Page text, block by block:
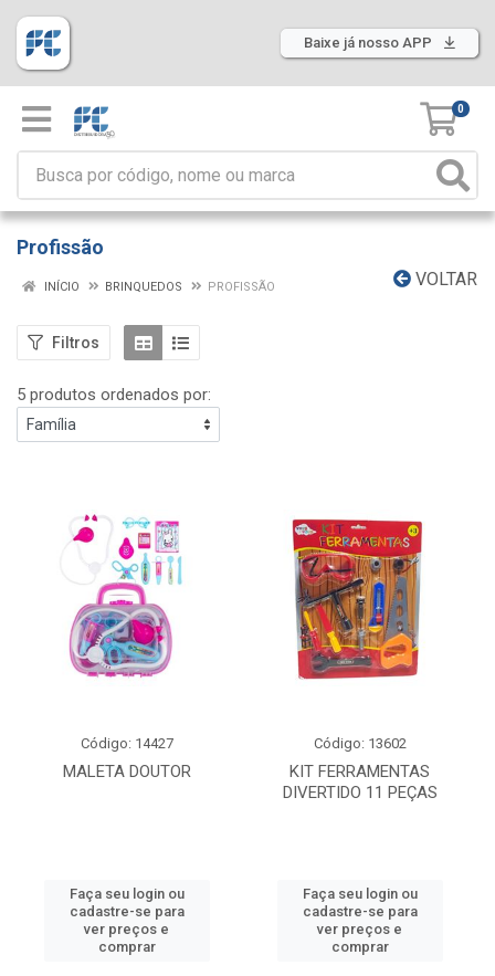
Baixe já nosso APP
0
Profissão
VOLTAR
INÍCIO BRINQUEDOS PROFISSÃO
Filtros
5 produtos ordenados por:
MALETA DOUTOR
Código: 14427
Faça seu login ou
cadastre-se para
ver preços e
comprar
KIT FERRAMENTAS
DIVERTIDO 11 PEÇAS
Código: 13602
Faça seu login ou
cadastre-se para
ver preços e
comprar